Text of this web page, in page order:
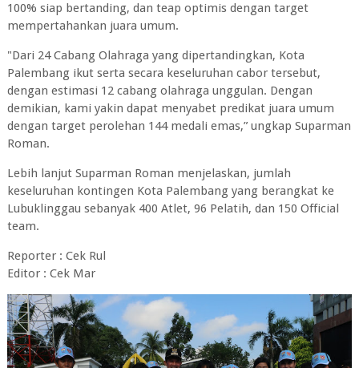
100% siap bertanding, dan teap optimis dengan target
mempertahankan juara umum.
"Dari 24 Cabang Olahraga yang dipertandingkan, Kota
Palembang ikut serta secara keseluruhan cabor tersebut,
dengan estimasi 12 cabang olahraga unggulan. Dengan
demikian, kami yakin dapat menyabet predikat juara umum
dengan target perolehan 144 medali emas,” ungkap Suparman
Roman.
Lebih lanjut Suparman Roman menjelaskan, jumlah
keseluruhan kontingen Kota Palembang yang berangkat ke
Lubuklinggau sebanyak 400 Atlet, 96 Pelatih, dan 150 Official
team.
Reporter : Cek Rul
Editor : Cek Mar